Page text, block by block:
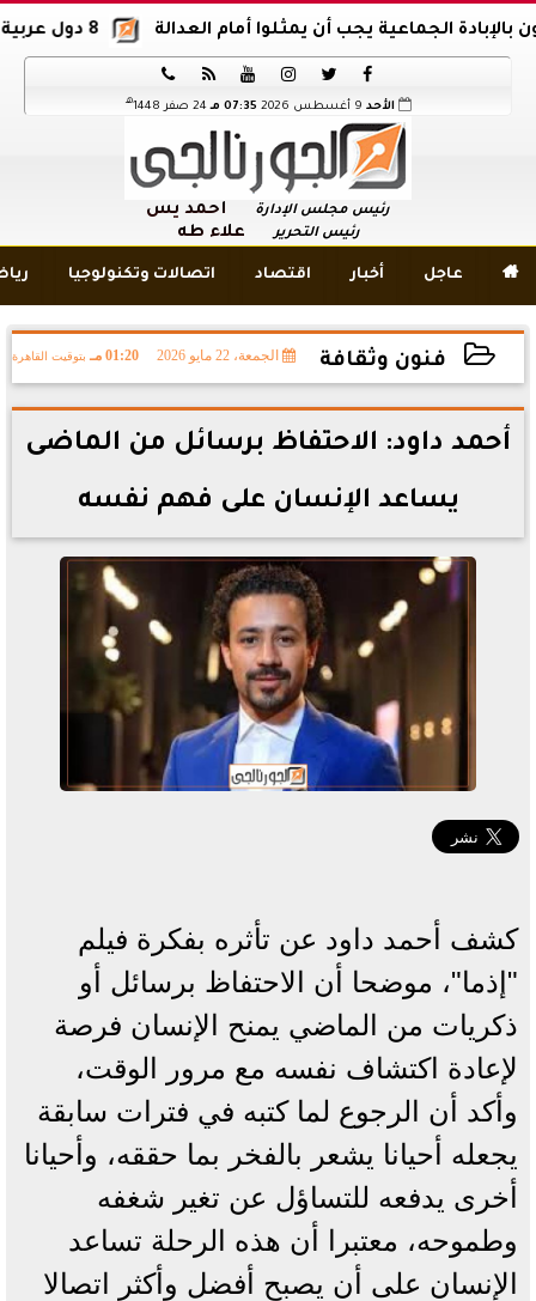
الجماعية يجب أن يمثلوا أمام العدالة






الأحد 07:35 مـ 24 صفر 1448 هـ
رئيس مجلس الإدارة أحمد يس
رئيس التحرير علاء طه
 عاجل أخبار اقتصاد اتصالات وتكنولوجيا
فنون وثقافة الجمعة، 22 مايو 2026 01:20 مـ بتوقيت القاهرة
2026-05-22 13:20:52
أحمد داود: الاحتفاظ برسائل من الماضى
يساعد الإنسان على فهم نفسه
كشف أحمد داود عن تأثره بفكرة فيلم
"إذما"، موضحا أن الاحتفاظ برسائل أو
ذكريات من الماضي يمنح الإنسان فرصة
لإعادة اكتشاف نفسه مع مرور الوقت،
وأكد أن الرجوع لما كتبه في فترات سابقة
يجعله أحيانا يشعر بالفخر بما حققه، وأحيانا
أخرى يدفعه للتساؤل عن تغير شغفه
وطموحه، معتبرا أن هذه الرحلة تساعد
الإنسان على أن يصبح أفضل وأكثر اتصالا